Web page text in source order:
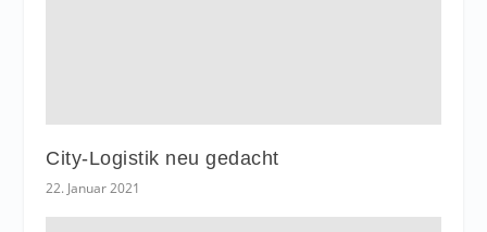
City-Logistik neu gedacht
22. Januar 2021